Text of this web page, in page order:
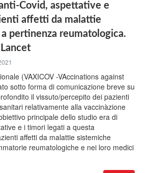
Covid, aspettative e
affetti da malattie
pertinenza reumatologica.
(VAXICOV -VAccinations against
sotto forma di comunicazione breve su
il vissuto/percepito dei pazienti
relativamente alla vaccinàzione
principale dello studio era di
e i timori legati a questa
affetti da malattie sistemiche
reumatologiche e nei loro medici